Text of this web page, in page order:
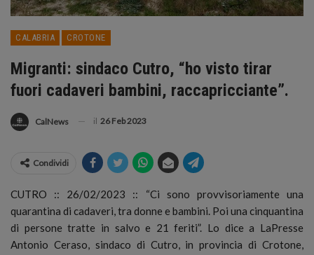
CALABRIA CROTONE
Migranti: sindaco Cutro, “ho visto tirar
fuori cadaveri bambini, raccapricciante”.
CalNews il 26 Feb 2023
Condividi
CUTRO :: 26/02/2023 :: “Ci sono provvisoriamente una
quarantina di cadaveri, tra donne e bambini. Poi una cinquantina
di persone tratte in salvo e 21 feriti”. Lo dice a LaPresse
Antonio Ceraso, sindaco di Cutro, in provincia di Crotone,